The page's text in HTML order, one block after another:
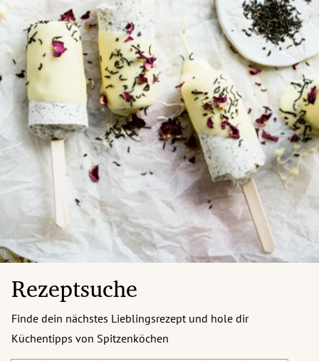
Rezeptsuche
Finde dein nächstes Lieblingsrezept und hole dir
Küchentipps von Spitzenköchen